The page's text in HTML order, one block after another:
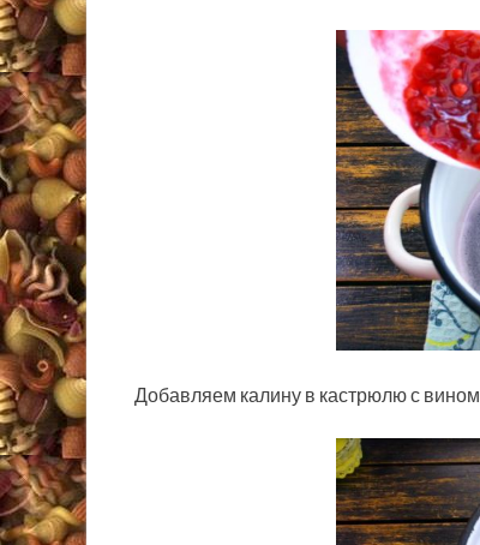
Добавляем калину в кастрюлю с вином.